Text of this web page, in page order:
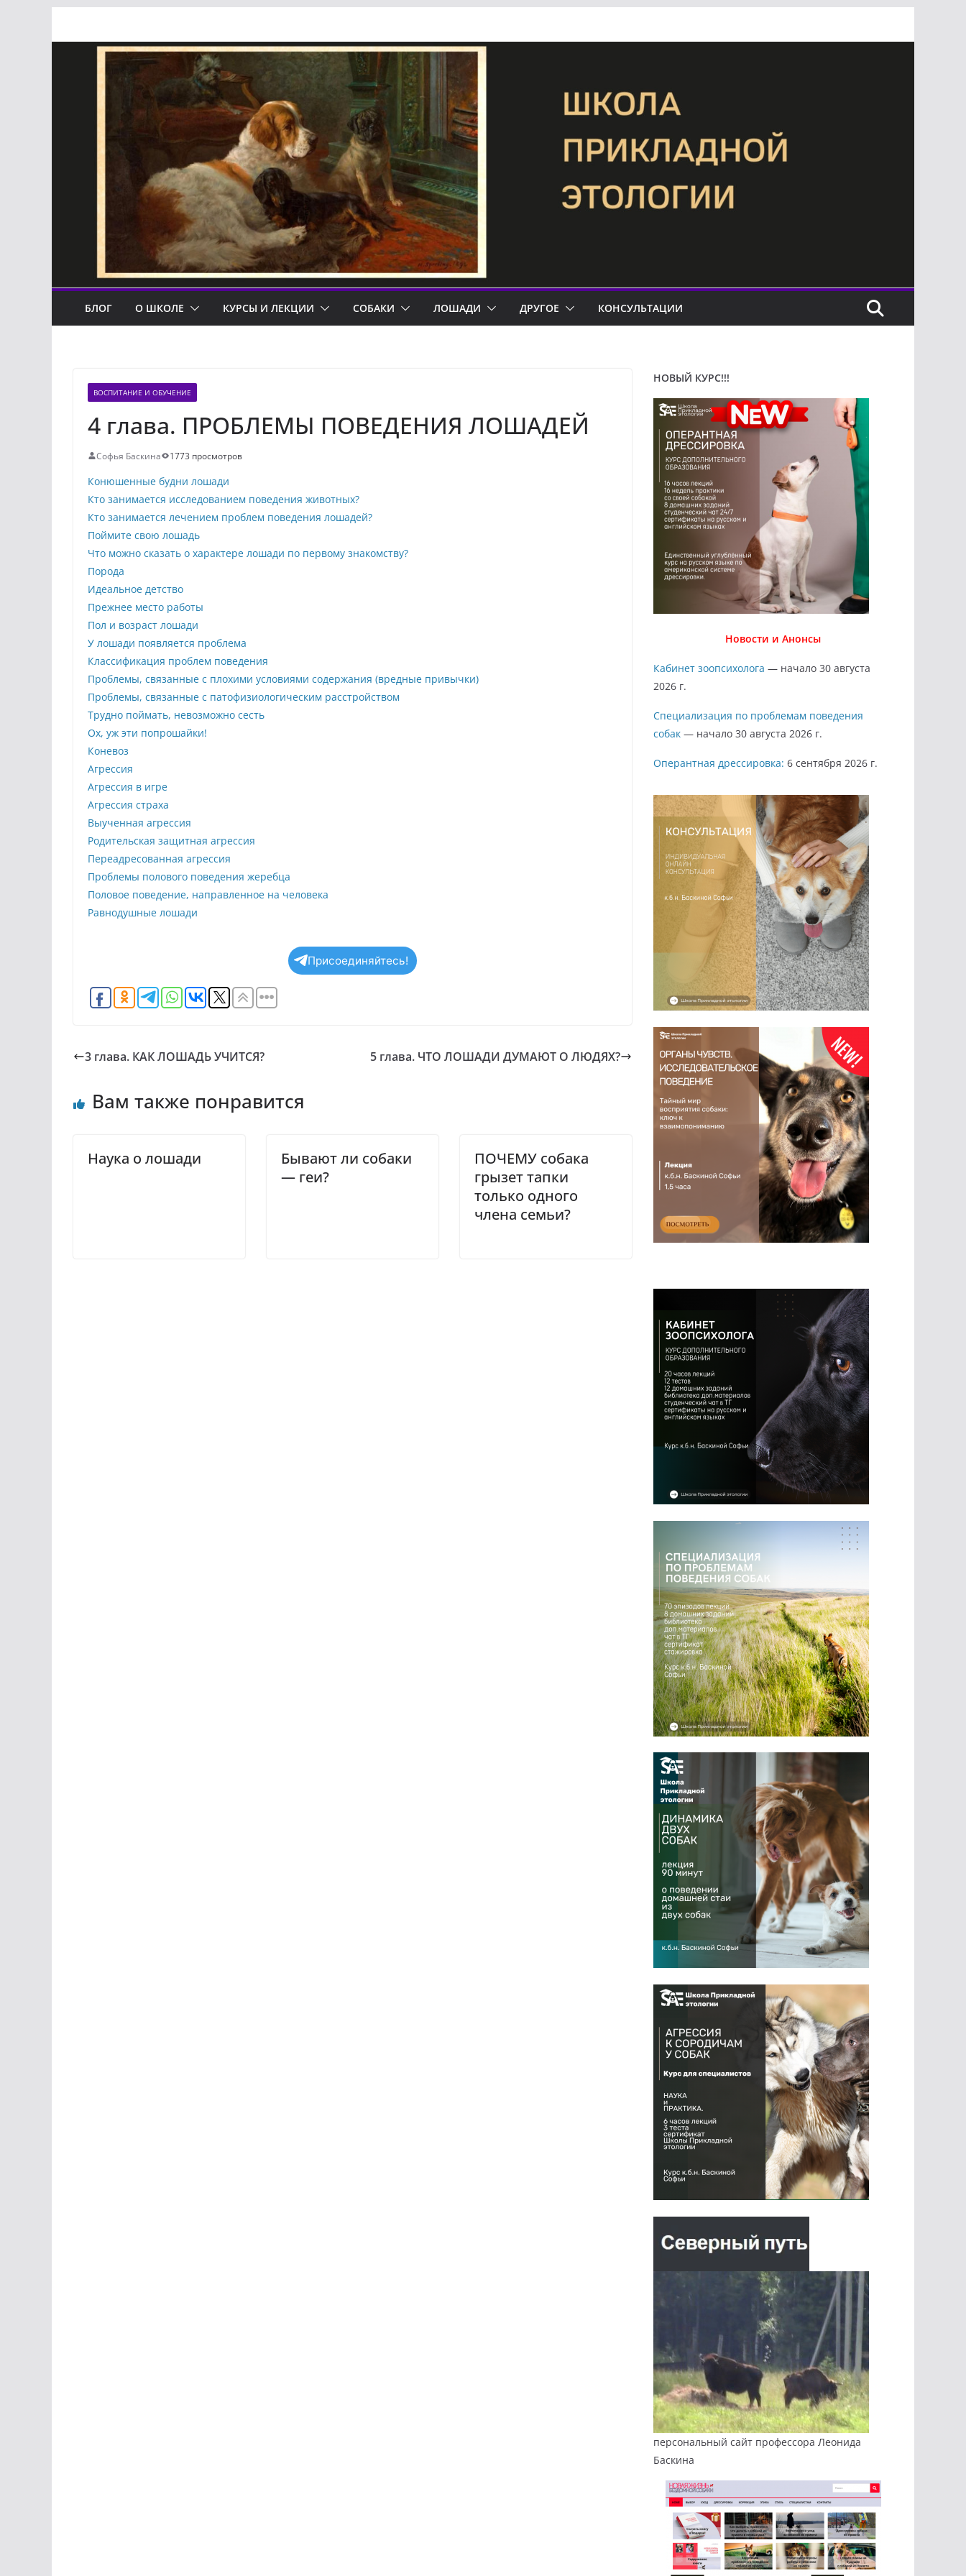
содержимому
БЛОГ О ШКОЛЕ КУРСЫ И ЛЕКЦИИ СОБАКИ ЛОШАДИ ДРУГОЕ КОНСУЛЬТАЦИИ
ВОСПИТАНИЕ И ОБУЧЕНИЕ
4 глава. ПРОБЛЕМЫ ПОВЕДЕНИЯ ЛОШАДЕЙ
Софья Баскина 1773 просмотров
Конюшенные будни лошади
Кто занимается исследованием поведения животных?
Кто занимается лечением проблем поведения лошадей?
Поймите свою лошадь
Что можно сказать о характере лошади по первому знакомству?
Порода
Идеальное детство
Прежнее место работы
Пол и возраст лошади
У лошади появляется проблема
Классификация проблем поведения
Проблемы, связанные с плохими условиями содержания (вредные привычки)
Проблемы, связанные с патофизиологическим расстройством
Трудно поймать, невозможно сесть
Ох, уж эти попрошайки!
Коневоз
Агрессия
Агрессия в игре
Агрессия страха
Выученная агрессия
Родительская защитная агрессия
Переадресованная агрессия
Проблемы полового поведения жеребца
Половое поведение, направленное на человека
Равнодушные лошади
Присоединяйтесь!
3 глава. КАК ЛОШАДЬ УЧИТСЯ? 5 глава. ЧТО ЛОШАДИ ДУМАЮТ О ЛЮДЯХ?
Вам также понравится
Наука о лошади
Бывают ли собаки
— геи?
ПОЧЕМУ собака
грызет тапки
только одного
члена семьи?
НОВЫЙ КУРС!!!
Новости и Анонсы
Кабинет зоопсихолога — начало 30 августа
2026 г.
Специализация по проблемам поведения
собак — начало 30 августа 2026 г.
Оперантная дрессировка: 6 сентября 2026 г.
персональный сайт профессора Леонида
Баскина